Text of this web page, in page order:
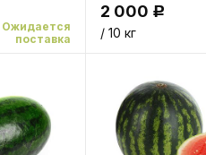
Ожидается
поставка
2 000 Р
/ 10 кг